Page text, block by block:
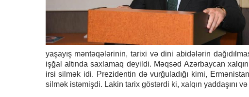
yaşayış məntəqələrinin, tarixi və dini abidələrin
işğal altında saxlamaq deyildi. Məqsəd Azərbaycan
irsi silmək idi. Prezidentin də vurğuladığı kimi,
silmək istəmişdi. Lakin tarix göstərdi ki, xalqın yaddaşını